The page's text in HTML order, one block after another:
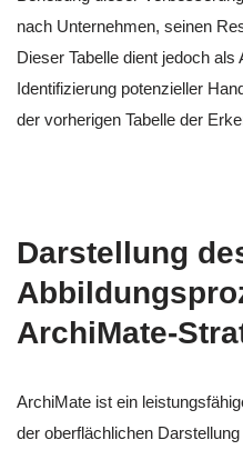
nach Unternehmen, seinen
Dieser Tabelle dient jedoch
Identifizierung potenzieller
der vorherigen Tabelle der
Darstellung
ArchiMate-
ArchiMate ist ein
der oberflächlichen